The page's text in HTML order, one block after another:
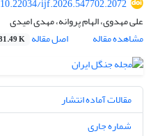
10.22034/ijf.2026.547702.2072
علی مهدوی، الهام پروانه، مهدی امیدی
مشاهده مقاله
اصل مقاله K
مقالات آماده انتشار
شماره جاری